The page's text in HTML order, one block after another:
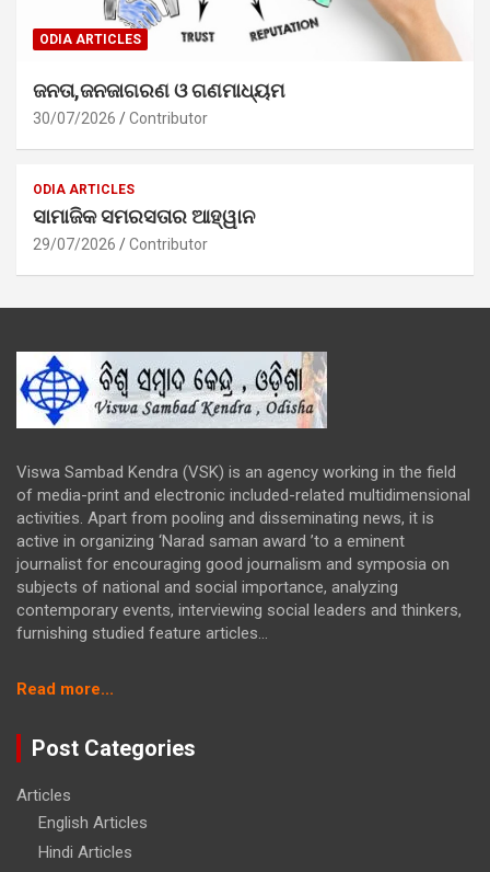
ODIA ARTICLES
ଜନତା,ଜନଜାଗରଣ ଓ ଗଣମାଧ୍ୟମ
30/07/2026 Contributor
ODIA ARTICLES
ସାମାଜିକ ସମରସତାର ଆହ୍ୱାନ
29/07/2026 Contributor
Viswa Sambad Kendra (VSK) is an agency working in the field
of media-print and electronic included-related multidimensional
activities. Apart from pooling and disseminating news, it is
active in organizing ‘Narad saman award ’to a eminent
journalist for encouraging good journalism and symposia on
subjects of national and social importance, analyzing
contemporary events, interviewing social leaders and thinkers,
furnishing studied feature articles...
Read more...
ବଣ୍ଡା
Post Categories
Articles
English Articles
Hindi Articles